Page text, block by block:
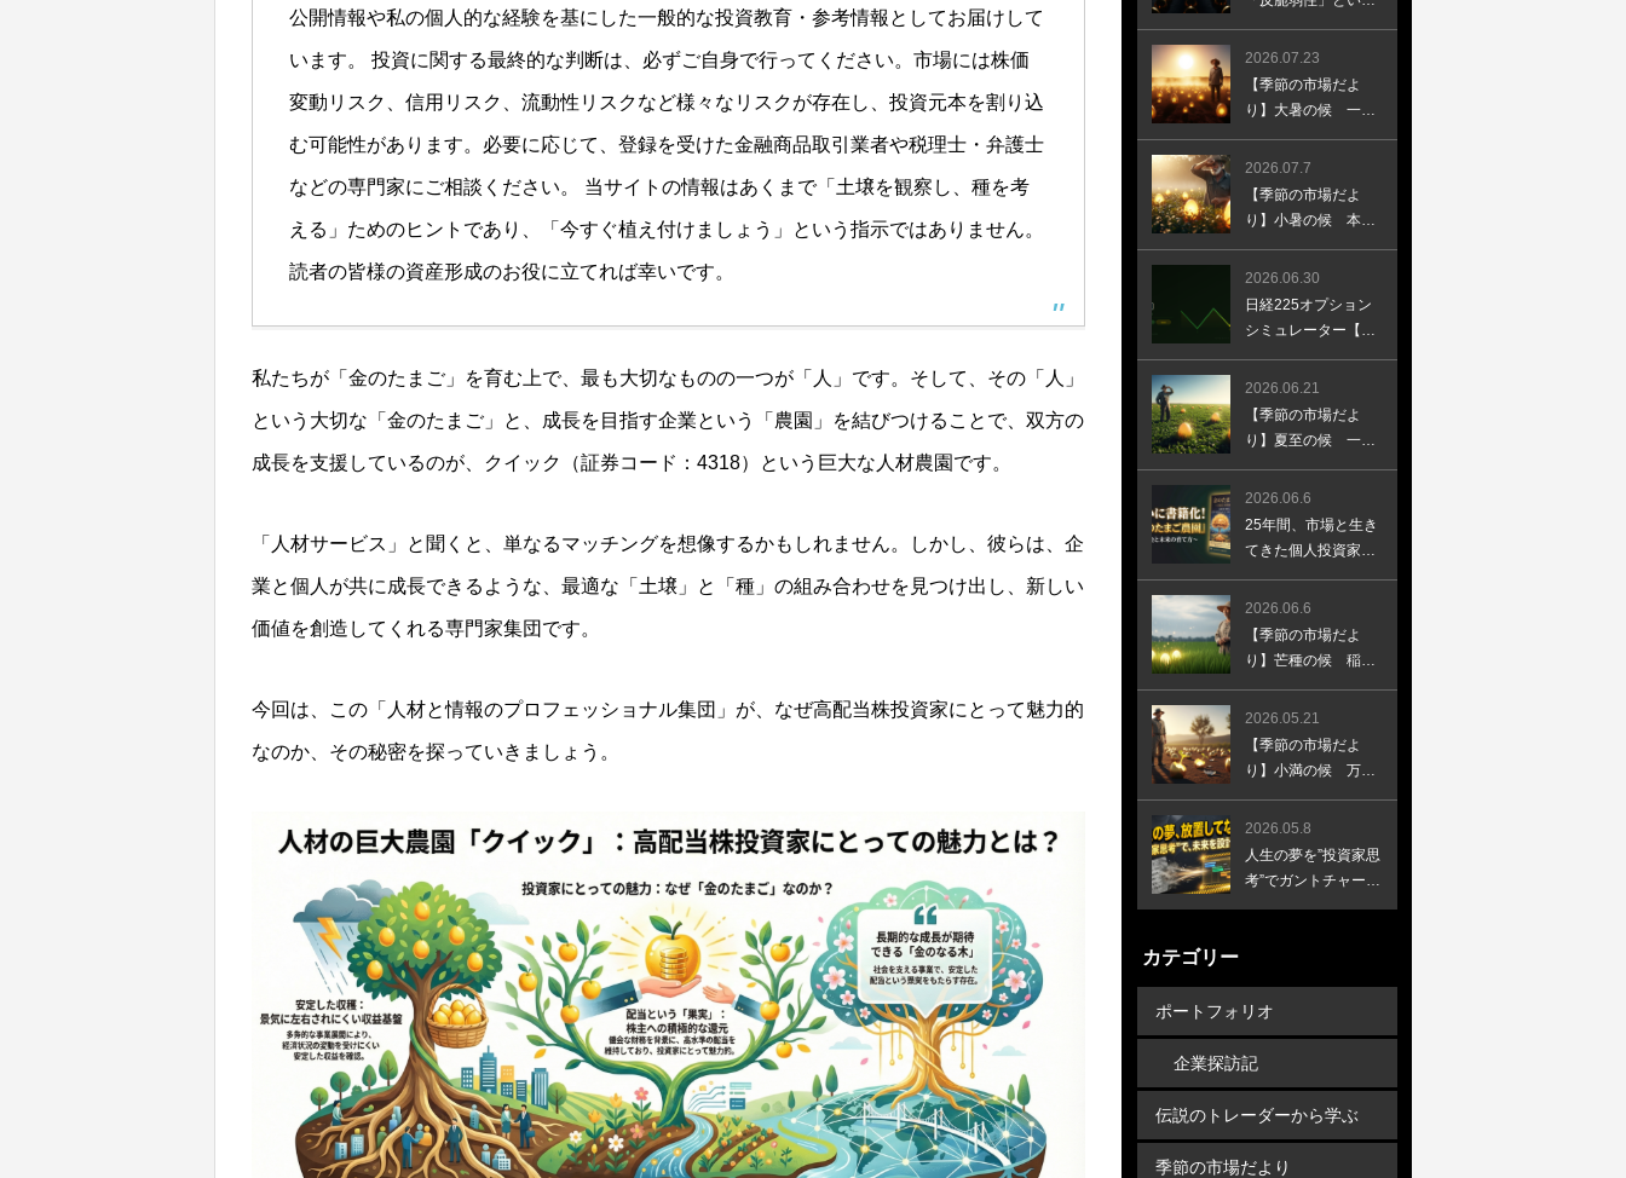
公開情報や私の個人的な経験を基にした一般的な投資教育・参考情報としてお届けして
います。 投資に関する最終的な判断は、必ずご自身で行ってください。市場には株価
変動リスク、信用リスク、流動性リスクなど様々なリスクが存在し、投資元本を割り込
む可能性があります。必要に応じて、登録を受けた金融商品取引業者や税理士・弁護士
などの専門家にご相談ください。 当サイトの情報はあくまで「土壌を観察し、種を考
える」ためのヒントであり、「今すぐ植え付けましょう」という指示ではありません。
読者の皆様の資産形成のお役に立てれば幸いです。
私たちが「金のたまご」を育む上で、最も大切なものの一つが「人」です。そして、その「人」
という大切な「金のたまご」と、成長を目指す企業という「農園」を結びつけることで、双方の
成長を支援しているのが、クイック（証券コード：4318）という巨大な人材農園です。
「人材サービス」と聞くと、単なるマッチングを想像するかもしれません。しかし、彼らは、企
業と個人が共に成長できるような、最適な「土壌」と「種」の組み合わせを見つけ出し、新しい
価値を創造してくれる専門家集団です。
今回は、この「人材と情報のプロフェッショナル集団」が、なぜ高配当株投資家にとって魅力的
なのか、その秘密を探っていきましょう。
考え方
2026.07.23
【季節の市場だよ
り】大暑の候 一年
で最も暑さが厳し
く、大地が灼熱の太
陽に照らされる頃で
す
2026.07.7
【季節の市場だよ
り】小暑の候 本格
的な暑さが始まり、
梅雨明けが近づく頃
です
2026.06.30
日経225オプション
シミュレーター【無
料】農業の言葉で学
ぶギリシャ指標と損
益設計
2026.06.21
【季節の市場だよ
り】夏至の候 一年
で最も日照時間が長
く、太陽の光が大地
に降り注ぐ頃です
2026.06.6
25年間、市場と生き
てきた個人投資家
が、はじめて本を書
きました
2026.06.6
【季節の市場だよ
り】芒種の候 稲な
どの芒（のぎ）のあ
る穀物の種を蒔き終
える頃
2026.05.21
【季節の市場だよ
り】小満の候 万物
が成長し、天地に満
ち始める頃です
2026.05.8
人生の夢を”投資家思
考”でガントチャート
に落とし込む
カテゴリー
ポートフォリオ
企業探訪記
伝説のトレーダーから学ぶ
季節の市場だより